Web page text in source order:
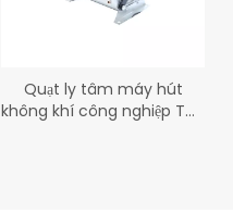
Quạt ly tâm máy hút
không khí công nghiệp TDZ